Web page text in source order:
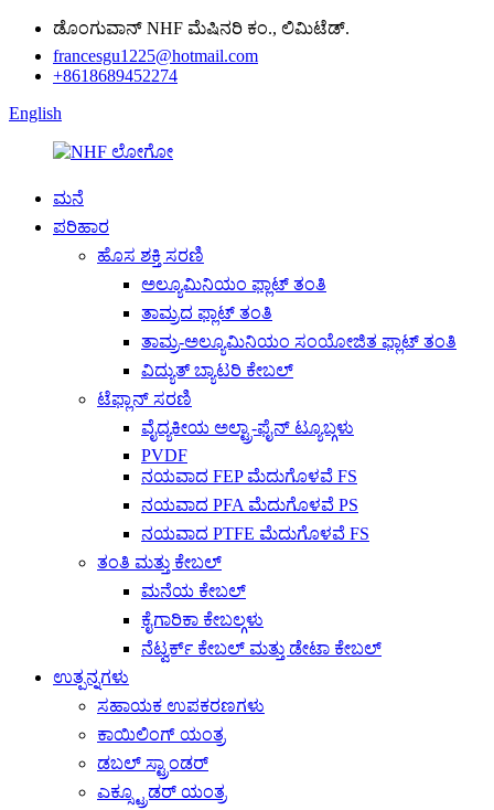
ಡೊಂಗುವಾನ್ NHF ಮೆಷಿನರಿ ಕಂ., ಲಿಮಿಟೆಡ್.
francesgu1225@hotmail.com
+8618689452274
English
ಮನೆ
ಪರಿಹಾರ
ಹೊಸ ಶಕ್ತಿ ಸರಣಿ
ಅಲ್ಯೂಮಿನಿಯಂ ಫ್ಲಾಟ್ ತಂತಿ
ತಾಮ್ರದ ಫ್ಲಾಟ್ ತಂತಿ
ತಾಮ್ರ-ಅಲ್ಯೂಮಿನಿಯಂ ಸಂಯೋಜಿತ ಫ್ಲಾಟ್ ತಂತಿ
ವಿದ್ಯುತ್ ಬ್ಯಾಟರಿ ಕೇಬಲ್
ಟೆಫ್ಲಾನ್ ಸರಣಿ
ವೈದ್ಯಕೀಯ ಅಲ್ಟ್ರಾ-ಫೈನ್ ಟ್ಯೂಬ್ಗಳು
PVDF
ನಯವಾದ FEP ಮೆದುಗೊಳವೆ FS
ನಯವಾದ PFA ಮೆದುಗೊಳವೆ PS
ನಯವಾದ PTFE ಮೆದುಗೊಳವೆ FS
ತಂತಿ ಮತ್ತು ಕೇಬಲ್
ಮನೆಯ ಕೇಬಲ್
ಕೈಗಾರಿಕಾ ಕೇಬಲ್ಗಳು
ನೆಟ್ವರ್ಕ್ ಕೇಬಲ್ ಮತ್ತು ಡೇಟಾ ಕೇಬಲ್
ಉತ್ಪನ್ನಗಳು
ಸಹಾಯಕ ಉಪಕರಣಗಳು
ಕಾಯಿಲಿಂಗ್ ಯಂತ್ರ
ಡಬಲ್ ಸ್ಟ್ರಾಂಡರ್
ಎಕ್ಸ್ಟ್ರೂಡರ್ ಯಂತ್ರ